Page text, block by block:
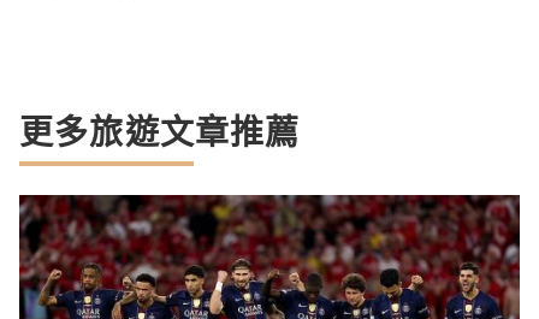
更多旅遊文章推薦